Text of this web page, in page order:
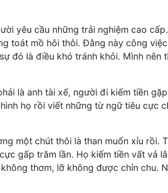
yêu cầu những trải nghiệm cao
toát mồ hôi thôi. Đằng này công
đó là điều khó tránh khỏi. Mình nên
là anh tài xế, người đi kiếm tiền
họ rồi viết những từ ngữ tiêu cực
một chút thôi là than muốn xỉu rồi.
gấp trăm lần. Họ kiếm tiền vất vả
thơm, lỡ không được chỉn chu.